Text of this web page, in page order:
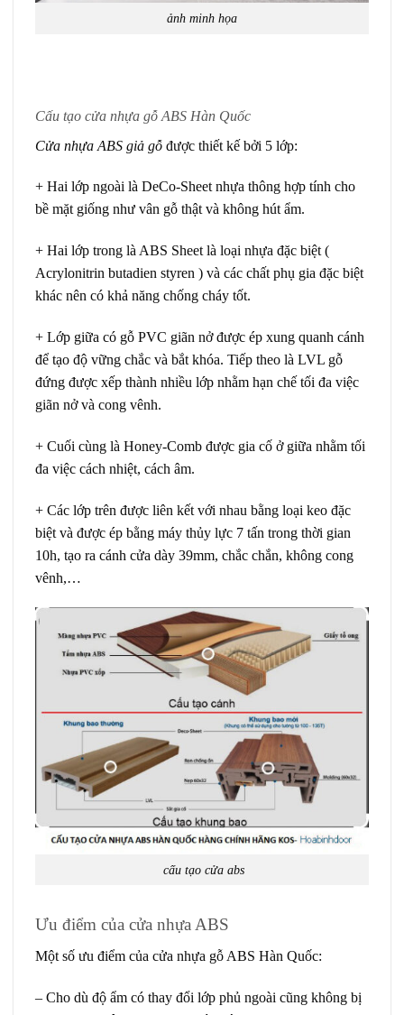
ảnh minh họa
Cấu tạo cửa nhựa gỗ ABS Hàn Quốc
Cửa nhựa ABS giả gỗ được thiết kế bởi 5 lớp:
+ Hai lớp ngoài là DeCo-Sheet nhựa thông hợp tính cho
bề mặt giống như vân gỗ thật và không hút ẩm.
+ Hai lớp trong là ABS Sheet là loại nhựa đặc biệt (
Acrylonitrin butadien styren ) và các chất phụ gia đặc biệt
khác nên có khả năng chống cháy tốt.
+ Lớp giữa có gỗ PVC giãn nở được ép xung quanh cánh
để tạo độ vững chắc và bắt khóa. Tiếp theo là LVL gỗ
đứng được xếp thành nhiều lớp nhằm hạn chế tối đa việc
giãn nở và cong vênh.
+ Cuối cùng là Honey-Comb được gia cố ở giữa nhằm tối
đa việc cách nhiệt, cách âm.
+ Các lớp trên được liên kết với nhau bằng loại keo đặc
biệt và được ép bằng máy thủy lực 7 tấn trong thời gian
10h, tạo ra cánh cửa dày 39mm, chắc chắn, không cong
vênh,…
cấu tạo cửa abs
Ưu điểm của cửa nhựa ABS
Một số ưu điểm của cửa nhựa gỗ ABS Hàn Quốc:
– Cho dù độ ẩm có thay đổi lớp phủ ngoài cũng không bị